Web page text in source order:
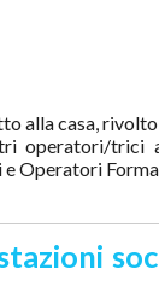
alla casa,
operatori/
e Operatori